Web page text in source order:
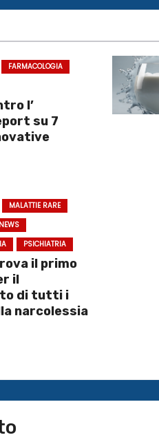
FARMACOLOGIA
l’
su 7
MALATTIE RARE
NEWS
PSICHIATRIA
il primo
il
di tutti i
narcolessia